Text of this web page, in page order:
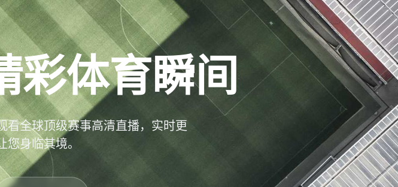
彩体育瞬间
看全球顶级赛事高清直播，实时更
身临其境。